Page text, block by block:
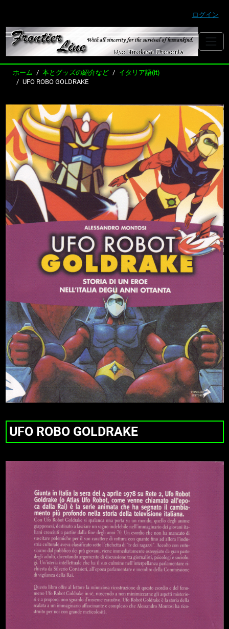
ログイン
ホーム 本とグッズの紹介など
イタリア語(it)
UFO ROBO GOLDRAKE
UFO ROBO GOLDRAKE